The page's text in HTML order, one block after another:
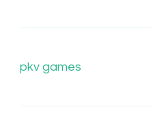
pkv games